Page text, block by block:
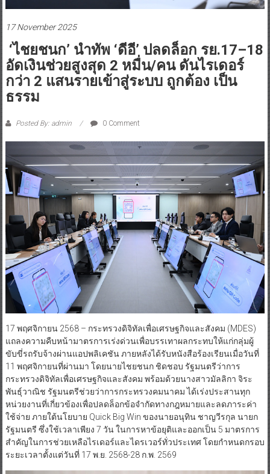
‘ไชยชนก’ นำทัพ ‘ดีอี’ ปลดล็อก รย.17–18
อัดเงินช่วยสูงสุด 2 หมื่น/คน ดันไรเดอร์
กว่า 2 แสนรายเข้าสู่ระบบ ถูกต้อง เป็น
ธรรม
Posted By: admin
17 พฤศจิกายน 2568 – กระทรวงดิจิทัลเพื่อเศรษฐกิจและสังคม (MDES)
แถลงความคืบหน้ามาตรการเร่งด่วนเพื่อบรรเทาผลกระทบให้แก่กลุ่มผู้
ขับขี่รถรับจ้างผ่านแอปพลิเคชัน ภายหลังได้รับหนังสือร้องเรียนเมื่อวันที่
11 พฤศจิกายนที่ผ่านมา โดยนายไชยชนก ชิดชอบ รัฐมนตรีว่าการ
กระทรวงดิจิทัลเพื่อเศรษฐกิจและสังคม พร้อมด้วยนางสาวมัลลิกา จิระ
พันธุ์วาณิช รัฐมนตรีช่วยว่าการกระทรวงคมนาคม ได้เร่งประสานทุก
หน่วยงานที่เกี่ยวข้องเพื่อปลดล็อกข้อจำกัดทางกฎหมายและลดภาระค่า
ใช้จ่าย ภายใต้นโยบาย Quick Big Win ของนายอนุทิน ชาญวีรกุล นายก
รัฐมนตรี ซึ่งใช้เวลาเพียง 7 วัน ในการหาข้อยุติและออกเป็น 5 มาตรการ
สำคัญในการช่วยเหลือไรเดอร์และไดรเวอร์ทั่วประเทศ โดยกำหนดกรอบ
ระยะเวลาตั้งแต่วันที่ 17 พ.ย. 2568-28 ก.พ. 2569